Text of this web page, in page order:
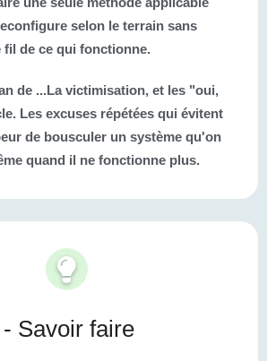
selon le terrain sans
fil de ce qui fonctionne.
de ...La victimisation, et les "oui,
Les excuses répétées qui évitent
de bousculer un système qu'on
quand il ne fonctionne plus.
Savoir faire